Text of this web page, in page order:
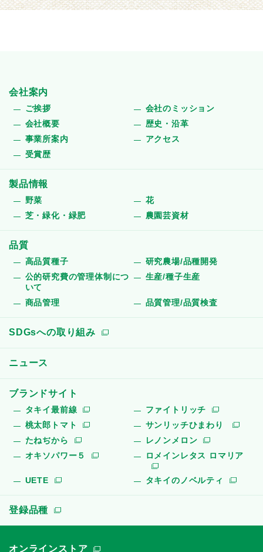
会社案内
ご挨拶
会社のミッション
会社概要
歴史・沿革
事業所案内
アクセス
受賞歴
製品情報
野菜
花
芝・緑化・緑肥
農園芸資材
品質
高品質種子
研究農場/品種開発
公的研究費の管理体制につ
いて
生産/種子生産
商品管理 品質管理/品質検査
SDGsへの取り組み
ニュース
ブランドサイト
タキイ最前線
ファイトリッチ
桃太郎トマト
サンリッチひまわり
たねぢから
レノンメロン
オキソパワー５
ロメインレタス ロマリア
UETE タキイのノベルティ
登録品種
オンラインストア